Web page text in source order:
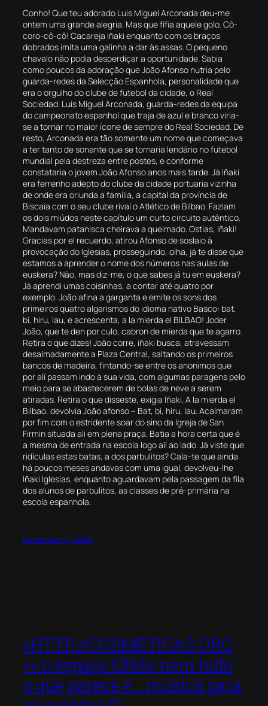
Conho! Que teu adorado Luis Miguel Arconada deu-me
ontem uma grande alegria. Mas que fífia aquele golo. Cô-
coro-cô-cô! Cacareja Iñaki enquanto com os braços
dobrados imita uma galinha a dar às assas. O pequeno
chavalo não podia desperdiçar a oportunidade. Sabia
como poucos da adoração que João Afonso nutria pelo
guarda-redes da Selecção Espanhola, personalidade que
era o orgulho do clube de futebol da cidade, o Real
Sociedad. Luis Miguel Arconada, guarda-redes da equipa
do campeonato espanhol que traja de azul e branco viria-
se a tornar no maior ícone de sempre do Real Sociedad. De
resto, Arconada era tão somente um nome que começava
a ter tanto de sonante que se tornaria lendário no futebol
mundial pela destreza entre postes, e conforme
constataria o jovem João Afonso anos mais tarde. Já Iñaki
era ferrenho adepto do clube da cidade portuaria vizinha
de onde era oriunda a família, a capital da província de
Biscaia com o seu clube rival o Atlético de Bilbao. Faziam
os dois miúdos neste capítulo um curto circuito autêntico.
Mandavam patanisca cheirava a queimado. Ostias, Iñaki!
Gracias por el recuerdo, atirou Afonso de soslaio à
provocação do Iglesias, prosseguindo, olha, já te disse que
estamos a aprender o nome dos números nas aulas de
euskera? Não, mas diz-me, o que sabes já tu em euskera?
Já aprendi umas coisinhas, a contar até quatro por
exemplo. João afina a garganta e emite os sons dos
primeiros quatro algarismos do idioma nativo Basco: bat,
bi, hiru, lau, e acrescenta, a la mierda el BILBAO! Joder
João, que te den por culo, cabron de mierda que te agarro.
Retira o que dizes! João corre, iñaki busca, atravessam
desalmadamente a Plaza Central, saltando os primeiros
bancos de madeira, fintando-se entre os anonimos que
por alí passam indo à sua vida, com algumas paragens pelo
meio para se abastecerem de bolas de neve a serem
atiradas. Retira o que disseste, exigia Iñaki. A la mierda el
Bilbao, devolvia João afonso – Bat, bi, hiru, lau. Acalmaram
por fim com o estridente soar do sino da Igreja de San
Firmin situada ali em plena praça. Batia a hora certa que é
a mesma de entrada na escola logo alí ao lado. Já viste que
ridículas estas batas, a dos parbulitos? Cala-te que ainda
há poucos meses andavas com uma igual, devolveu-lhe
Iñaki Iglesias, enquanto aguardavam pela passagem da fila
dos alunos de parbulitos, as classes de pré-primária na
escola espanhola.
December 3, 2009
»HTTP://COSMETICAS.ORG
»» o espaço ONde nem tudo
o que parece é… música para